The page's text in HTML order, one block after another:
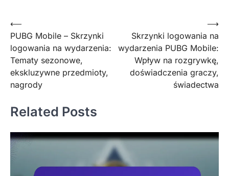
Post
navigation
⟵
PUBG Mobile – Skrzynki
logowania na wydarzenia:
Tematy sezonowe,
ekskluzywne przedmioty,
nagrody
Skrzynki logowania na
wydarzenia PUBG Mobile:
Wpływ na rozgrywkę,
doświadczenia graczy,
świadectwa
⟶
Related Posts